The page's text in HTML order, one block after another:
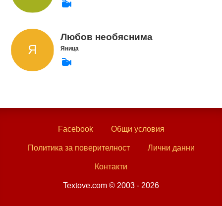
Любов необяснима
Яница
Facebook Общи условия
Политика за поверителност Лични данни
Контакти
Textove.com © 2003 - 2026